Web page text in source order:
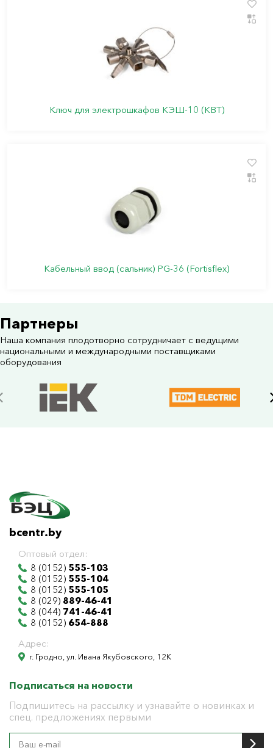
Ключ для электрошкафов КЭШ-10 (КВТ)
Кабельный ввод (сальник) PG-36 (Fortisflex)
Партнеры
Наша компания плодотворно сотрудничает с ведущими
национальными и международными поставщиками
оборудования
bcentr.by
Оптовый отдел:
8 (0152) 555-103
8 (0152) 555-104
8 (0152) 555-105
8 (029) 889-46-41
8 (044) 741-46-41
8 (0152) 654-888
Адрес:
г. Гродно, ул. Ивана Якубовского, 12К
Подписаться на новости
Подпишитесь на рассылку и узнавайте о новинках и
спец. предложениях первыми